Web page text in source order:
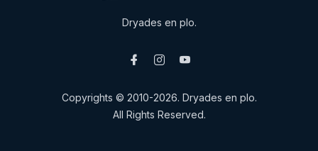
Dryades en plo.
Copyrights © 2010-2026. Dryades en plo.
All Rights Reserved.